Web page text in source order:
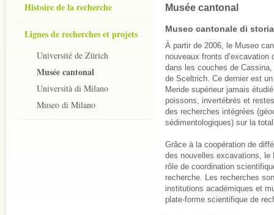
Histoire de la recherche
Lignes de recherches et projets
Université de Zürich
Musée cantonal
Università di Milano
Museo di Milano
Musée cantonal
Museo cantonale di
À partir de 2006, le Museo
nouveaux fronts
dans les couches de
de Sceltrich. Ce dernier est
Meride supérieur jamais
poissons, invertébrés et
des recherches intégrées
sédimentologiques) sur la
Grâce à la coopération de
des nouvelles excavations, le
rôle de coordination
recherche. Les recherches
institutions académiques et
plate-forme scientifique de